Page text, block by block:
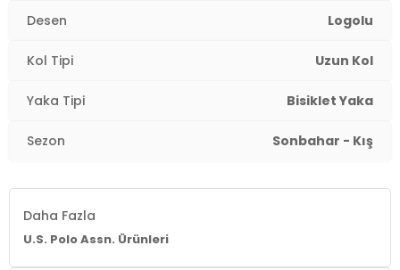
Desen Logolu
Kol Tipi Uzun Kol
Yaka Tipi Bisiklet Yaka
Sezon Sonbahar - Kış
Daha Fazla
U.S. Polo Assn. Ürünleri